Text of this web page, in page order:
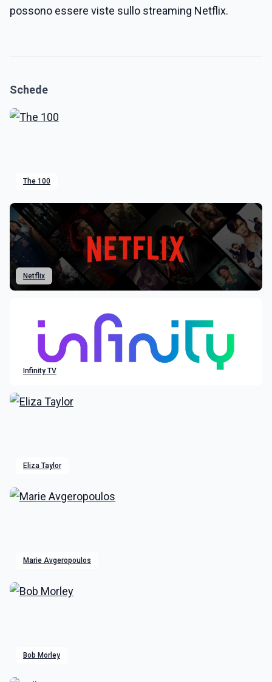
possono essere viste sullo streaming Netflix.
Schede
The 100
Netflix
Infinity TV
Eliza Taylor
Marie Avgeropoulos
Bob Morley